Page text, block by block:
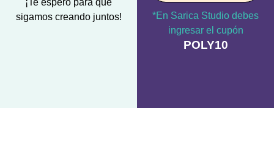
¡Te espero para que
sigamos creando juntos!
*En Sarica Studio debes
ingresar el cupón
POLY10